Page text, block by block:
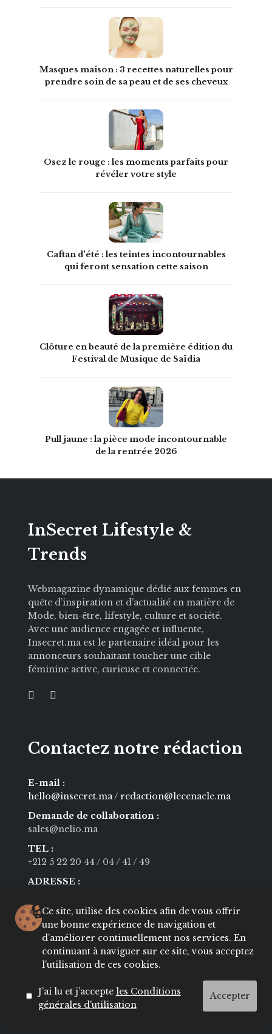
Masques maison : 3 recettes naturelles pour
prendre soin de sa peau et de ses cheveux
Osez le rouge : les moments parfaits pour
révéler votre style
Caftan d'été : les teintes incontournables
qui feront sensation cette saison
Clôture en beauté de la première édition du
Festival de Musique de Saïdia
Pull jaune : la pièce mode incontournable
de la rentrée 2026
Ce site, utilise des cookies afin de vous offrir
une bonne expérience de navigation et
d’améliorer continuellement nos services. En
continuant à naviguer sur ce site, vous acceptez
l’utilisation de ces cookies.
J’ai lu et j’accepte les Conditions
générales d'utilisation
Accepter
InSecret Lifestyle &
Trends
Webmagazine dynamique dédié aux femmes en
quête d’inspiration et d’actualité en matière de
Mode, bien-être, lifestyle, culture et société.
Avec une audience engagée et influente,
Insecret.ma est le partenaire idéal pour les
annonceurs souhaitant toucher une cible
féminine active, curieuse et connectée.
Contactez notre rédaction
E-mail :
hello@insecret.ma / redaction@lecenacle.ma
Demande de collaboration :
sales@nelio.ma
TEL :
+212 5 22 20 44 / 04 / 41 / 49
ADRESSE :
Navigation
MODE
BEAUTÉ
SOCIÉTÉ
CULTURE
VIE PRIVÉE
LIFESTYLE